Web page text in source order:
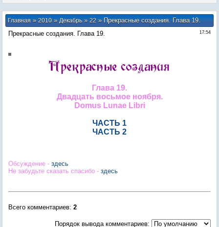
Главная»2010 » Декабрь » 22» Прекрасные создания. Глава 19.
17:54
Прекрасные создания. Глава 19.
Глава 19.
Двадцать восьмое ноября.
Domus Lunae Libri
ЧАСТЬ 1
ЧАСТЬ 2
Обсуждение - здесь
Не забудьте сказать спасибо - здесь
Всего комментариев: 2
Порядок вывода комментариев: